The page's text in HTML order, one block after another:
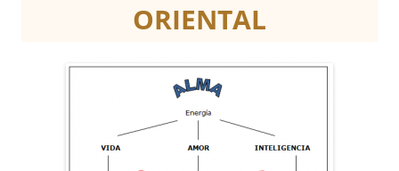
ORIENTAL